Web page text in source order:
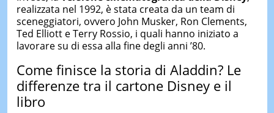
realizzata nel 1992, è stata creata da un team di
sceneggiatori, ovvero John Musker, Ron Clements,
Ted Elliott e Terry Rossio, i quali hanno iniziato a
lavorare su di essa alla fine degli anni ’80.
Come finisce la storia di Aladdin? Le
differenze tra il cartone Disney e il
libro